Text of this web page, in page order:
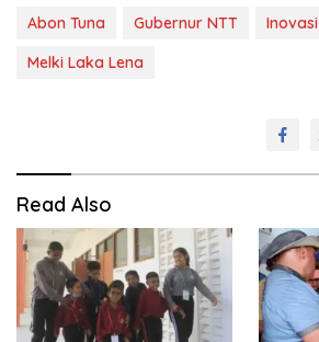
Abon Tuna Gubernur NTT Inovasi
Melki Laka Lena
Read Also